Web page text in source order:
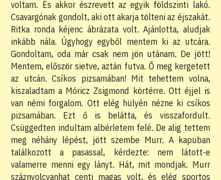
voltam. És akkor észrevett az egyik földszinti lakó.
Csavargónak gondolt, aki ott akarja tölteni az éjszakát.
Ritka ronda kéjenc ábrázata volt. Ajánlotta, aludjak
inkább nála. Úgyhogy egyből mentem ki az utcára.
Gondoltam, oda már csak nem jön utánam. De jött!
Mentem, először sietve, aztán futva. Ő meg kergetett
az utcán. Csíkos pizsamában! Mit tehettem volna,
kiszaladtam a Móricz Zsigmond körtérre. Ott éjjel is
van némi forgalom. Ott elég hülyén nézne ki csíkos
pizsamában. Ezt ő is belátta, és visszafordult.
Csüggedten indultam albérletem felé. De alig tettem
meg néhány lépést, jött szembe Murr. A kapuban
találkozott a pasassal, kérdezte: nem látott-e
valamerre menni egy lányt. Hát, mit mondjak. Murr
száznyolcvanhat centi magas volt, és elég sportos